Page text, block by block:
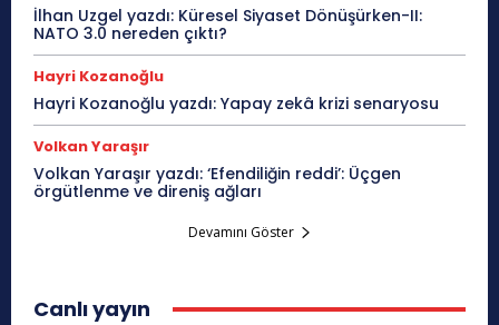
İlhan Uzgel yazdı: Küresel Siyaset Dönüşürken-II:
NATO 3.0 nereden çıktı?
Hayri Kozanoğlu
Hayri Kozanoğlu yazdı: Yapay zekâ krizi senaryosu
Volkan Yaraşır
Volkan Yaraşır yazdı: ‘Efendiliğin reddi’: Üçgen
örgütlenme ve direniş ağları
Devamını Göster
Canlı yayın